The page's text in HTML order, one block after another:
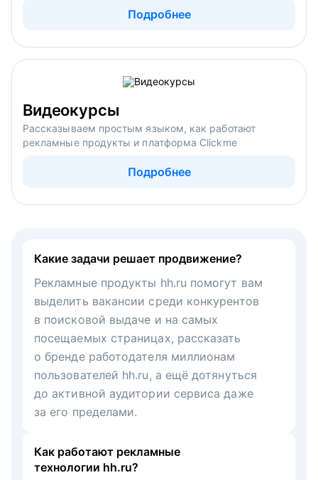
Подробнее
Видеокурсы
Рассказываем простым языком, как работают
рекламные продукты и платформа Clickme
Подробнее
Какие задачи решает продвижение?
Рекламные продукты hh.ru помогут вам
выделить вакансии среди конкурентов
в поисковой выдаче и на самых
посещаемых страницах, рассказать
о бренде работодателя миллионам
пользователей hh.ru, а ещё дотянуться
до активной аудитории сервиса даже
за его пределами.
Как работают рекламные
технологии hh.ru?